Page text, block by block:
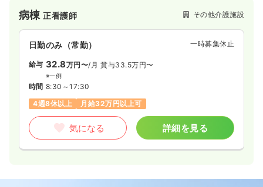
病棟正看護師 その他介護施設
日勤のみ（常勤） 一時募集休止
給与 32.8万円〜/月 賞与33.5万円〜
※一例
時間 8:30～17:30
4週8休以上
月給32万円以上可
気になる 詳細を見る